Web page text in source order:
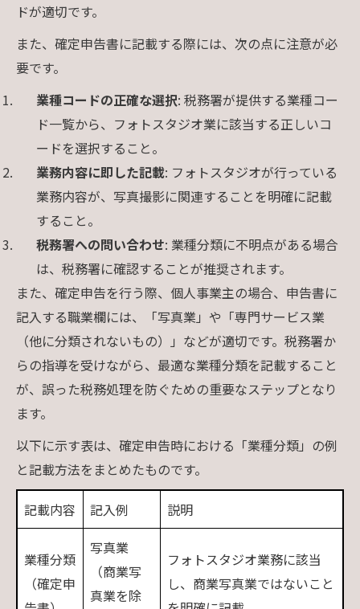
ドが適切です。
また、確定申告書に記載する際には、次の点に注意が必
要です。
業種コードの正確な選択: 税務署が提供する業種コー
ド一覧から、フォトスタジオ業に該当する正しいコ
ードを選択すること。
業務内容に即した記載: フォトスタジオが行っている
業務内容が、写真撮影に関連することを明確に記載
すること。
税務署への問い合わせ: 業種分類に不明点がある場合
は、税務署に確認することが推奨されます。
また、確定申告を行う際、個人事業主の場合、申告書に
記入する職業欄には、「写真業」や「専門サービス業
（他に分類されないもの）」などが適切です。税務署か
らの指導を受けながら、最適な業種分類を記載すること
が、誤った税務処理を防ぐための重要なステップとなり
ます。
以下に示す表は、確定申告時における「業種分類」の例
と記載方法をまとめたものです。
記載内容 記入例 説明
業種分類
（確定申
写真業
（商業写
真業を除
フォトスタジオ業務に該当
し、商業写真業ではないこと